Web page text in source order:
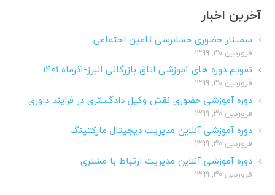
آخرین اخبار
سمینار حضوری حسابرسی تامین اجتماعی
فروردین ۳۰, ۱۳۹۹
تقویم دوره های آموزشی اتاق بازرگانی البرز-آذرماه ۱۴۰۱
فروردین ۳۰, ۱۳۹۹
دوره آموزشی حضوری نقش وکیل دادگستری در فرایند داوری
فروردین ۳۰, ۱۳۹۹
دوره آموزشی آنلاین مدیریت دیجیتال مارکتینگ
فروردین ۳۰, ۱۳۹۹
دوره آموزشی آنلاین مدیریت ارتباط با مشتری
فروردین ۳۰, ۱۳۹۹